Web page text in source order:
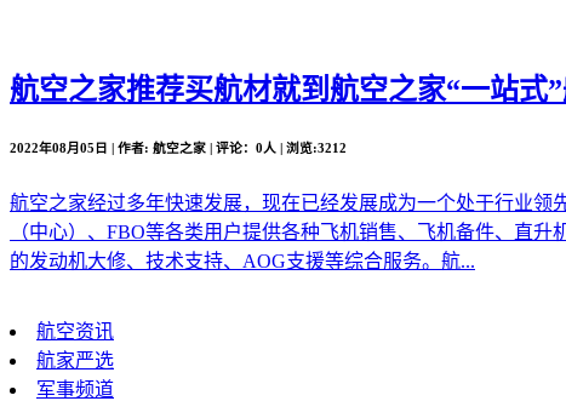
航空之家推荐买航材就到航空之家“一站式
2022年08月05日 | 作者: 航空之家 | 评论：0人 | 浏览:3212
航空之家经过多年快速发展，现在已经发展成为一个处于行业
（中心）、FBO等各类用户提供各种飞机销售、飞机备件、直
的发动机大修、技术支持、AOG支援等综合服务。航...
航空资讯
航家严选
军事频道